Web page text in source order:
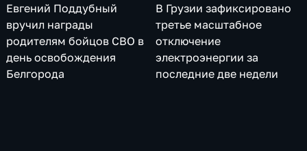
Евгений Поддубный
вручил награды
родителям бойцов СВО в
день освобождения
Белгорода
В Грузии зафиксировано
третье масштабное
отключение
электроэнергии за
последние две недели